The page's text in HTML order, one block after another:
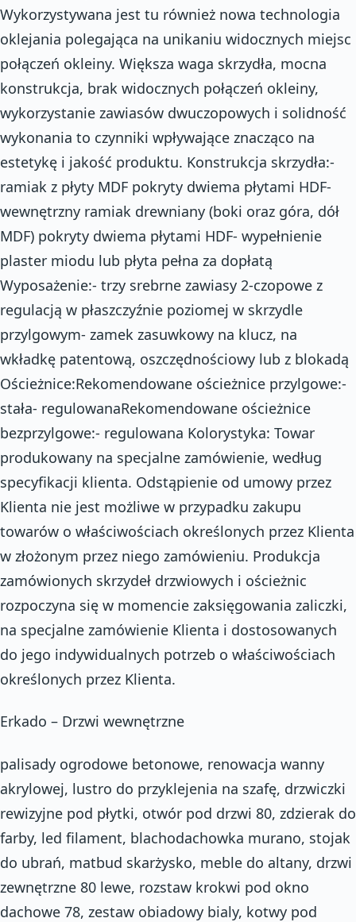
Wykorzystywana jest tu również nowa technologia
oklejania polegająca na unikaniu widocznych miejsc
połączeń okleiny. Większa waga skrzydła, mocna
konstrukcja, brak widocznych połączeń okleiny,
wykorzystanie zawiasów dwuczopowych i solidność
wykonania to czynniki wpływające znacząco na
estetykę i jakość produktu. Konstrukcja skrzydła:-
ramiak z płyty MDF pokryty dwiema płytami HDF-
wewnętrzny ramiak drewniany (boki oraz góra, dół
MDF) pokryty dwiema płytami HDF- wypełnienie
plaster miodu lub płyta pełna za dopłatą
Wyposażenie:- trzy srebrne zawiasy 2-czopowe z
regulacją w płaszczyźnie poziomej w skrzydle
przylgowym- zamek zasuwkowy na klucz, na
wkładkę patentową, oszczędnościowy lub z blokadą
Ościeżnice:Rekomendowane ościeżnice przylgowe:-
stała- regulowanaRekomendowane ościeżnice
bezprzylgowe:- regulowana Kolorystyka: Towar
produkowany na specjalne zamówienie, według
specyfikacji klienta. Odstąpienie od umowy przez
Klienta nie jest możliwe w przypadku zakupu
towarów o właściwościach określonych przez Klienta
w złożonym przez niego zamówieniu. Produkcja
zamówionych skrzydeł drzwiowych i ościeżnic
rozpoczyna się w momencie zaksięgowania zaliczki,
na specjalne zamówienie Klienta i dostosowanych
do jego indywidualnych potrzeb o właściwościach
określonych przez Klienta.
Erkado – Drzwi wewnętrzne
palisady ogrodowe betonowe, renowacja wanny
akrylowej, lustro do przyklejenia na szafę, drzwiczki
rewizyjne pod płytki, otwór pod drzwi 80, zdzierak do
farby, led filament, blachodachowka murano, stojak
do ubrań, matbud skarżysko, meble do altany, drzwi
zewnętrzne 80 lewe, rozstaw krokwi pod okno
dachowe 78, zestaw obiadowy bialy, kotwy pod